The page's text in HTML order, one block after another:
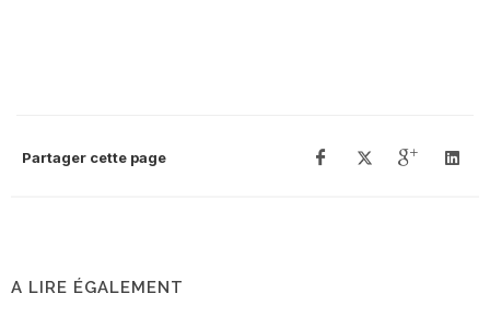
Partager cette page
A LIRE ÉGALEMENT